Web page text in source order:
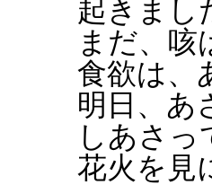
起きまし
まだ、咳
食欲は、
明日、あ
しあさ
花火を見